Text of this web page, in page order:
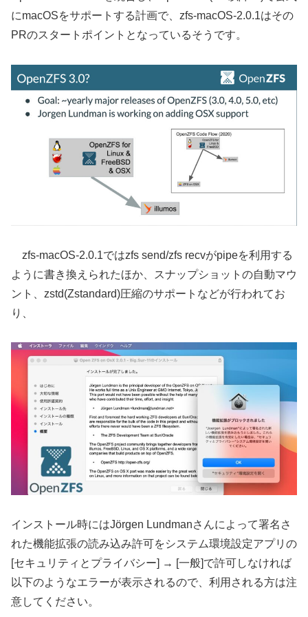
にmacOSをサポートする計画で、zfs-macOS-2.0.1はその
PRのスタートポイントとなっているそうです。
zfs-macOS-2.0.1ではzfs send/zfs recvがpipeを利用する
ように書き換えられたほか、スナップショットの自動マウ
ント、zstd(Zstandard)圧縮のサポートなどが行われてお
り、
インストール時にはJörgen Lundmanさんによって署名さ
れた機能拡張の読み込み許可をシステム環境設定アプリの
[セキュリティとプライバシー] → [一般]で許可しなければ
以下のようなエラーが表示されるので、利用される方は注
意してください。